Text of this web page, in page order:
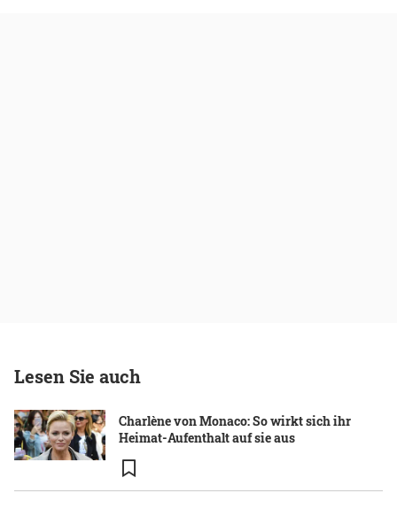
Lesen Sie auch
Charlène von Monaco: So wirkt sich ihr
Heimat-Aufenthalt auf sie aus